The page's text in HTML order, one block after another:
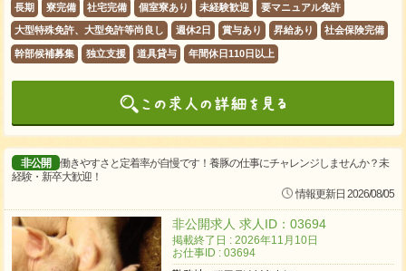
長期 寮完備 社宅完備 個室寮あり 未経験歓迎 要マニュアル免許
大型特殊免許、大型免許等尚良し 週休2日 賞与あり 昇給あり 社会保険完備
幹部候補募集 独立支援 道具貸与 年間休日110日以上
非公開
働きやすさと定着率が自慢です！養豚の仕事にチャレンジしませんか？未
経験・新卒大歓迎！
情報更新日 2026/08/05
非公開求人 求人ID：03694
掲載終了日 : 2026年11月10日
お仕事ID : 03694